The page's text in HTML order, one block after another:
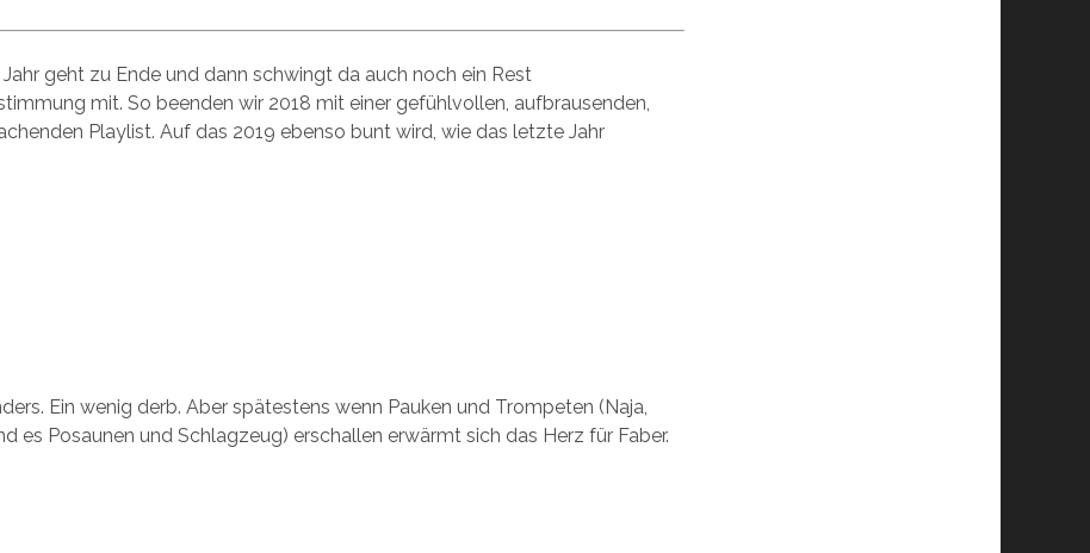
Jahr geht zu Ende und dann schwingt da auch noch ein Rest
mit. So beenden wir 2018 mit einer gefühlvollen, aufbrausenden,
Playlist. Auf das 2019 ebenso bunt wird, wie das letzte Jahr
Ein wenig derb. Aber spätestens wenn Pauken und Trompeten (Naja,
es Posaunen und Schlagzeug) erschallen erwärmt sich das Herz für Faber.